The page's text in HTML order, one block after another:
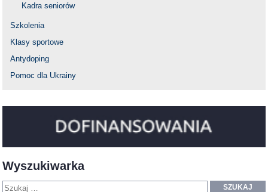
Kadra seniorów
Szkolenia
Klasy sportowe
Antydoping
Pomoc dla Ukrainy
Wyszukiwarka
SZUKAJ